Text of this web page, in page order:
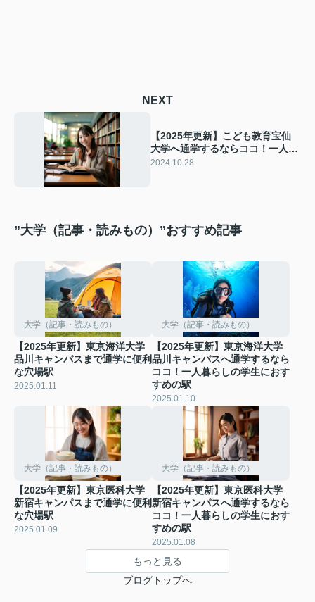
NEXT
【2025年更新】こども教育宝仙
大学へ通学するならココ！一人暮
らしの学生におすすめの駅
2024.10.28
”大学（記事・読みもの）”おすすめ記事
大学（記事・読みもの）
【2025年更新】東京海洋大学
品川キャンパスまで通学に便利
な穴場駅
2025.01.11
大学（記事・読みもの）
【2025年更新】東京海洋大学
品川キャンパスへ通学するなら
ココ！一人暮らしの学生におす
すめの駅
2025.01.10
大学（記事・読みもの）
【2025年更新】東京医科大学
新宿キャンパスまで通学に便利
な穴場駅
2025.01.09
大学（記事・読みもの）
【2025年更新】東京医科大学
新宿キャンパスへ通学するなら
ココ！一人暮らしの学生におす
すめの駅
2025.01.08
もっと見る
ブログトップへ